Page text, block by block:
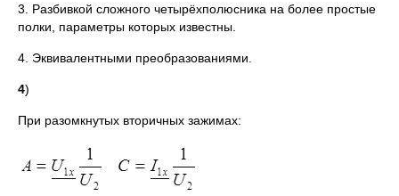
3. Разбивкой сложного четырёхполюсника на более простые
полки, параметры которых известны.
4. Эквивалентными преобразованиями.
4)
При разомкнутых вторичных зажимах: